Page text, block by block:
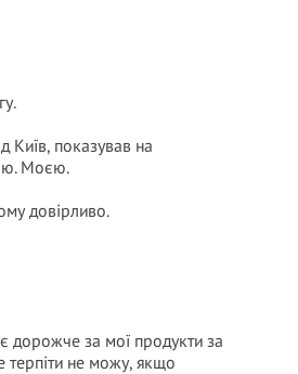
Київ, показував на
Моєю.
довірливо.
дорожче за мої продукти за
терпіти не можу, якщо